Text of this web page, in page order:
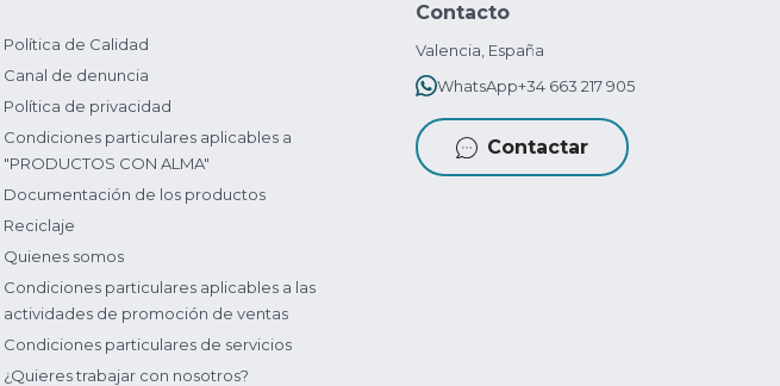
Política de Calidad
Canal de denuncia
Política de privacidad
Condiciones particulares aplicables a
"PRODUCTOS CON ALMA"
Documentación de los productos
Reciclaje
Quienes somos
Condiciones particulares aplicables a las
actividades de promoción de ventas
Condiciones particulares de servicios
¿Quieres trabajar con nosotros?
Contacto
Valencia, España
WhatsApp+34 663 217 905
Contactar